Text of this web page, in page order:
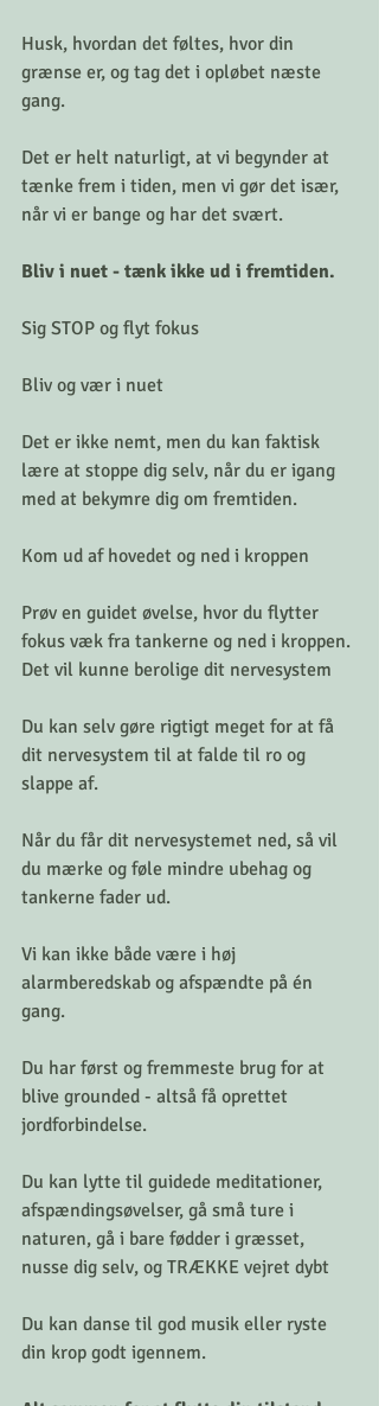
Husk, hvordan det føltes, hvor din
grænse er, og tag det i opløbet næste
gang.
Det er helt naturligt, at vi begynder at
tænke frem i tiden, men vi gør det især,
når vi er bange og har det svært.
Bliv i nuet - tænk ikke ud i fremtiden.
Sig STOP og flyt fokus
Bliv og vær i nuet
Det er ikke nemt, men du kan faktisk
lære at stoppe dig selv, når du er igang
med at bekymre dig om fremtiden.
Kom ud af hovedet og ned i kroppen
Prøv en guidet øvelse, hvor du flytter
fokus væk fra tankerne og ned i kroppen.
Det vil kunne berolige dit nervesystem
Du kan selv gøre rigtigt meget for at få
dit nervesystem til at falde til ro og
slappe af.
Når du får dit nervesystemet ned, så vil
du mærke og føle mindre ubehag og
tankerne fader ud.
Vi kan ikke både være i høj
alarmberedskab og afspændte på én
gang.
Du har først og fremmeste brug for at
blive grounded - altså få oprettet
jordforbindelse.
Du kan lytte til guidede meditationer,
afspændingsøvelser, gå små ture i
naturen, gå i bare fødder i græsset,
nusse dig selv, og TRÆKKE vejret dybt
Du kan danse til god musik eller ryste
din krop godt igennem.